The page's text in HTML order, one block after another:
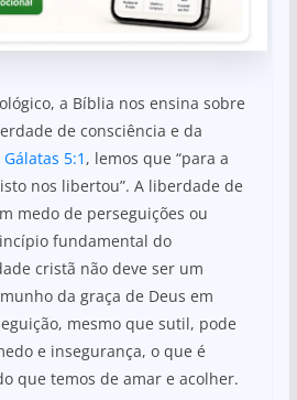
a Bíblia nos ensina sobre
de consciência e da
Gálatas 5:1 , lemos que “para a
nos libertou”. A liberdade de
medo de perseguições ou
fundamental do
cristã não deve ser um
da graça de Deus em
mesmo que sutil, pode
e insegurança, o que é
que temos de amar e acolher.